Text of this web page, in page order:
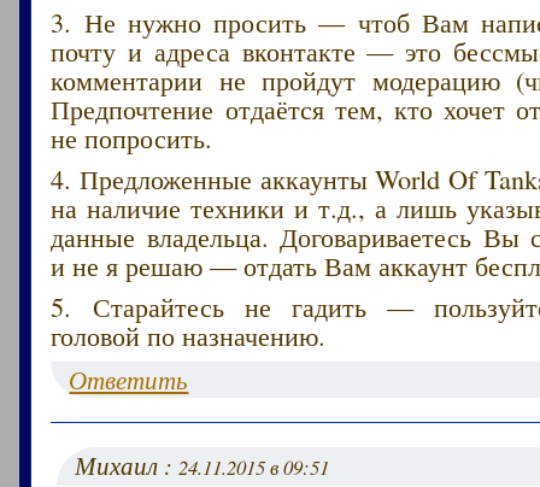
3. Не нужно просить — чтоб Вам
почту и адреса вконтакте — это
комментарии не пройдут модерацию
Предпочтение отдаётся тем, кто хочет
не попросить.
4. Предложенные аккаунты World Of
на наличие техники и т.д., а лишь
данные владельца. Договариваетесь Вы
и не я решаю — отдать Вам аккаунт
5. Старайтесь не гадить —
головой по назначению.
Ответить
Михаил :24.11.2015 в 09:51